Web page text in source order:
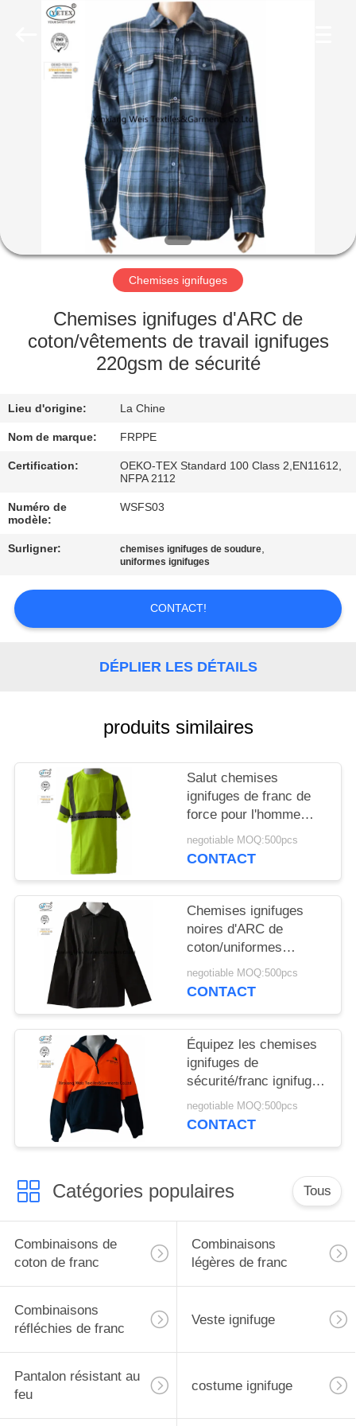
MAISON
PRODUITS
DE
NOUS
VISITE
D'USINE
DE
QUALITÉ
NOUS
DEMANDEZ
UNE
CITATION
PRIVACY
POLICY
Textiles&Garments
Chemises ignifuges
Chemises ignifuges d'ARC de
coton/vêtements de travail ignifuges
220gsm de sécurité
Lieu d'origine: La Chine
Nom de marque: FRPPE
Certification:
OEKO-TEX Standard 100 Class 2,EN11612,
NFPA 2112
Numéro de
modèle:
WSFS03
Surligner: chemises ignifuges de soudure,
uniformes ignifuges
CONTACT!
DÉPLIER LES DÉTAILS
produits similaires
Salut chemises
ignifuges de franc de
force pour l'homme
avec le réflecteur
220gsm protecteur
negotiable MOQ:500pcs
CONTACT
Chemises ignifuges
noires d'ARC de
coton/uniformes
ignifuges 260gsm
negotiable MOQ:500pcs
CONTACT
Équipez les chemises
ignifuges de
sécurité/franc ignifuge
de chemises long de
douille
negotiable MOQ:500pcs
CONTACT
Catégories populaires Tous
Combinaisons de
coton de franc
Combinaisons
légères de franc
Combinaisons
réfléchies de franc
Veste ignifuge
Pantalon résistant au
feu
costume ignifuge